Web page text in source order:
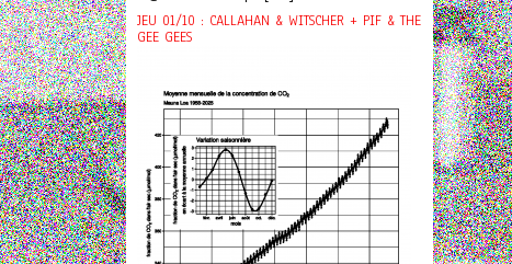
JEU 01/10 : CALLAHAN & WITSCHER + PIF & THE
GEE GEES